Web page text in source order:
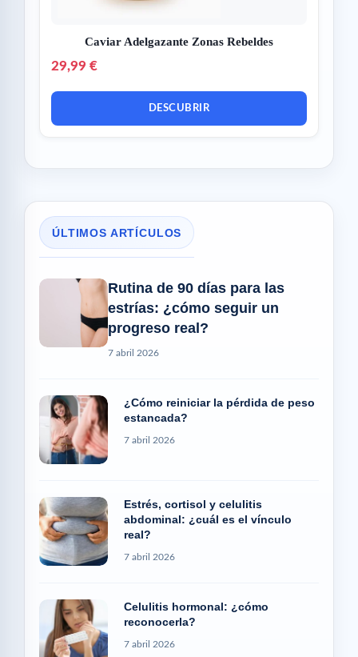
Caviar Adelgazante Zonas Rebeldes
29,99 €
DESCUBRIR
ÚLTIMOS ARTÍCULOS
Rutina de 90 días para las
estrías: ¿cómo seguir un
progreso real?
7 abril 2026
¿Cómo reiniciar la pérdida de peso
estancada?
7 abril 2026
Estrés, cortisol y celulitis
abdominal: ¿cuál es el vínculo
real?
7 abril 2026
Celulitis hormonal: ¿cómo
reconocerla?
7 abril 2026